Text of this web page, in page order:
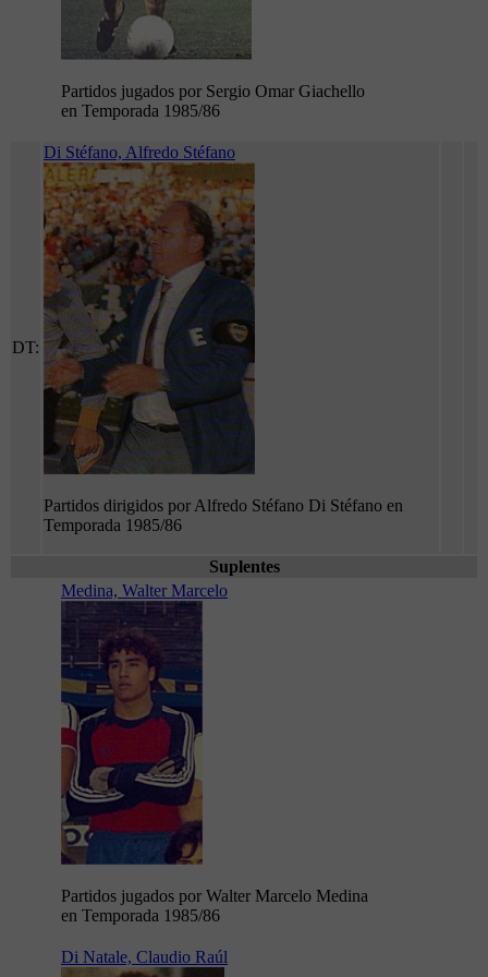
Partidos jugados por Sergio Omar Giachello
en Temporada 1985/86
DT:
Di Stéfano, Alfredo Stéfano
Partidos dirigidos por Alfredo Stéfano Di Stéfano en
Temporada 1985/86
Suplentes
Medina, Walter Marcelo
Partidos jugados por Walter Marcelo Medina
en Temporada 1985/86
Di Natale, Claudio Raúl